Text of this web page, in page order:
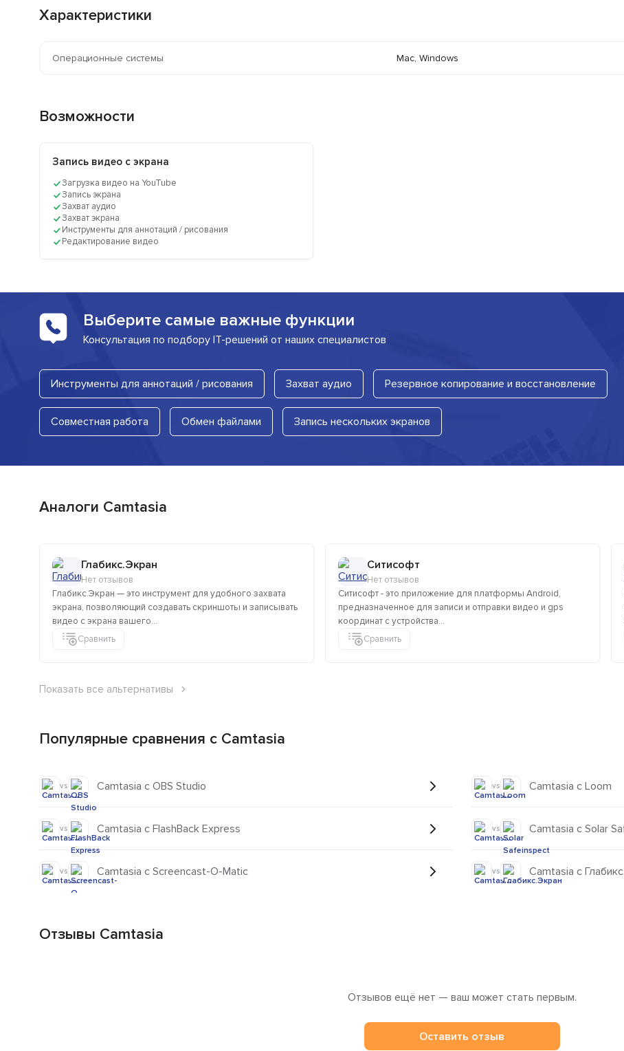
Характеристики
Операционные системы Mac, Windows
Возможности
Запись видео с экрана
Загрузка видео на YouTube
Запись экрана
Захват аудио
Захват экрана
Инструменты для аннотаций / рисования
Редактирование видео
Выберите самые важные функции
Консультация по подбору IT-решений от наших специалистов
Инструменты для аннотаций / рисования Захват аудио Резервное копирование и восстановление
Совместная работа Обмен файлами Запись нескольких экранов
Аналоги Camtasia
Глабикс.Экран
Нет отзывов
Глабикс.Экран — это инструмент для удобного захвата
экрана, позволяющий создавать скриншоты и записывать
видео с экрана вашего...
Сравнить
Ситисофт
Нет отзывов
Ситисофт - это приложение для платформы Android,
предназначенное для записи и отправки видео и gps
координат с устройства...
Сравнить
Показать все альтернативы
Популярные сравнения с Camtasia
vs Camtasia с OBS Studio
vs Camtasia с FlashBack Express
vs Camtasia с Screencast-O-Matic
vs Camtasia с Loom
vs Camtasia с Solar
vs Camtasia с
Отзывы Camtasia
Отзывов ещё нет — ваш может стать первым.
Оставить отзыв